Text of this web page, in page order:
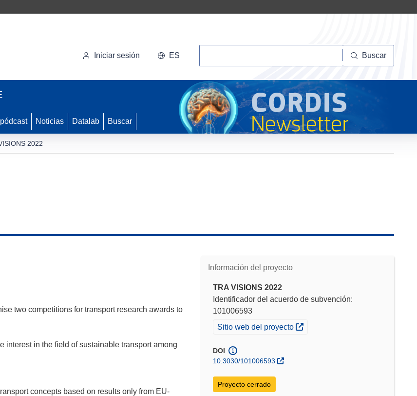
Iniciar sesión ES Buscar
Noticias Datalab Buscar
2022
Información del proyecto
TRA VISIONS 2022
Identificador del acuerdo de subvención:
101006593
(se abrirá en una nueva ventana)
Sitio web del proyecto
DOI
10.3030/101006593
Proyecto cerrado
two competitions for transport research awards to
interest in the field of sustainable transport among
concepts based on results only from EU-